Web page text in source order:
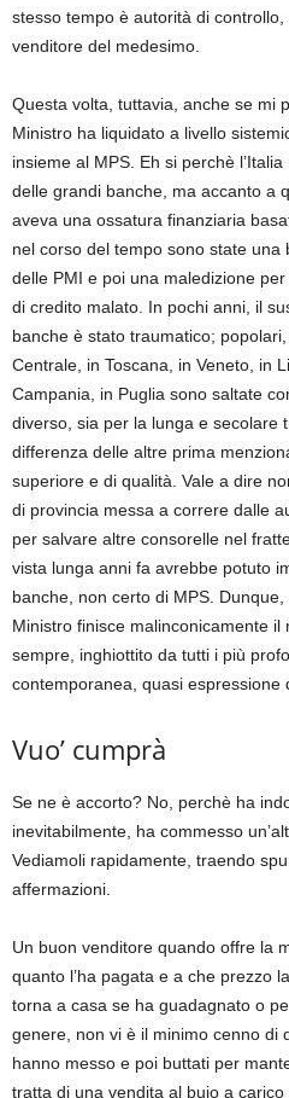
stesso tempo è autorità di
venditore del medesimo.
Questa volta, tuttavia, anche se mi
Ministro ha liquidato a livello
insieme al MPS. Eh si perchè
delle grandi banche, ma accanto a
aveva una ossatura finanziaria
nel corso del tempo sono state una
delle PMI e poi una maledizione
di credito malato. In pochi anni, il
banche è stato traumatico;
Centrale, in Toscana, in Veneto, in
Campania, in Puglia sono saltate
diverso, sia per la lunga e secolare
differenza delle altre prima
superiore e di qualità. Vale a dire
di provincia messa a correre dalle
per salvare altre consorelle nel
vista lunga anni fa avrebbe potuto
banche, non certo di MPS. Dunque,
Ministro finisce malinconicamente
sempre, inghiottito da tutti i più
contemporanea, quasi espressione
Vuo’ cumprà
Se ne è accorto? No, perchè ha
inevitabilmente, ha commesso
Vediamoli rapidamente, traendo
affermazioni.
Un buon venditore quando offre la
quanto l’ha pagata e a che prezzo
torna a casa se ha guadagnato o
genere, non vi è il minimo cenno di
hanno messo e poi buttati per
tratta di una vendita al buio a